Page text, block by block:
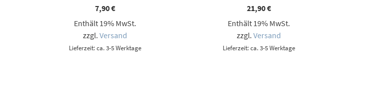
7,90€
Enthält 19% MwSt.
zzgl. Versand
Lieferzeit: ca. 3-5 Werktage
21,90€
Enthält 19% MwSt.
zzgl.Versand
Lieferzeit: ca. 3-5 Werktage